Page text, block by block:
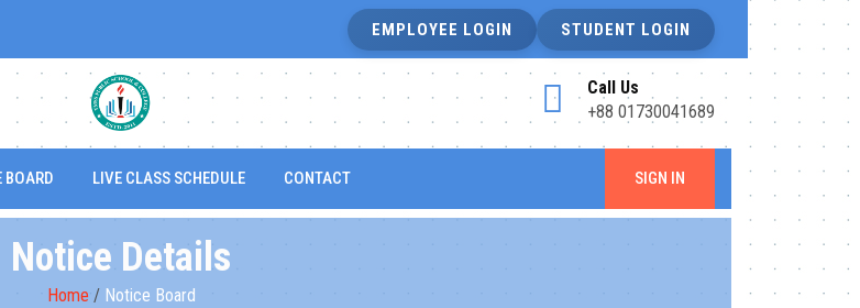
EMPLOYEE LOGIN STUDENT LOGIN
Call Us
+88 01730041689
BOARD LIVE CLASS SCHEDULE CONTACT SIGN IN
Notice Details
Home / Notice Board